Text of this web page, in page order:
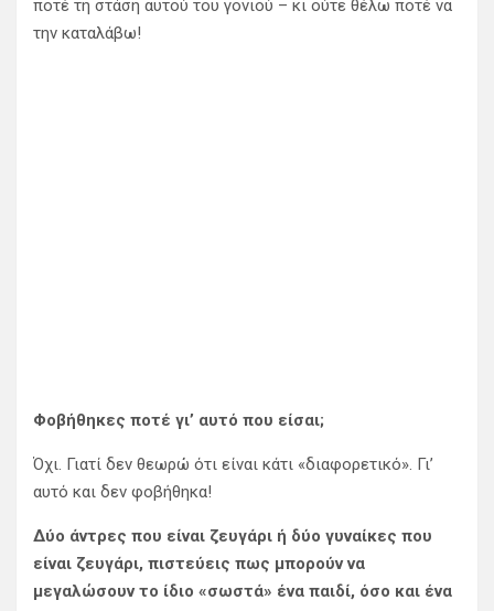
ποτέ τη στάση αυτού του γονιού – κι ούτε θέλω ποτέ να
την καταλάβω!
Φοβήθηκες ποτέ γι’ αυτό που είσαι;
Όχι. Γιατί δεν θεωρώ ότι είναι κάτι «διαφορετικό». Γι’
αυτό και δεν φοβήθηκα!
Δύο άντρες που είναι ζευγάρι ή δύο γυναίκες που
είναι ζευγάρι, πιστεύεις πως μπορούν να
μεγαλώσουν το ίδιο «σωστά» ένα παιδί, όσο και ένα